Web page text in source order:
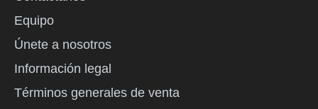
Equipo
Únete a nosotros
Información legal
Términos generales de venta